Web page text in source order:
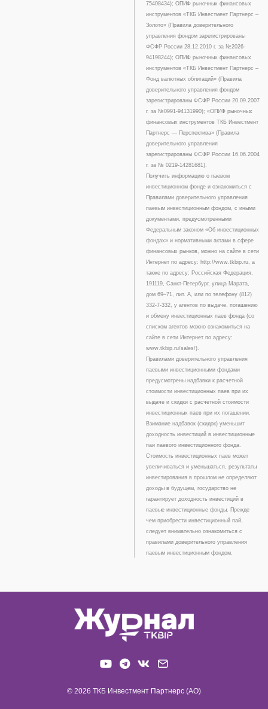
75408434); ОПИФ рыночных финансовых
инструментов «ТКБ Инвестмент Партнерс –
Золото» (Правила доверительного
управления фондом зарегистрированы
ФСФР России 28.12.2010 г. за №2026-
94198244); ОПИФ рыночных финансовых
инструментов «ТКБ Инвестмент Партнерс –
Фонд валютных облигаций» (Правила
доверительного управления фондом
зарегистрированы ФСФР России 20.09.2007
г. за №0991-94131990); «ОПИФ рыночных
финансовых инструментов ТКБ Инвестмент
Партнерс — Перспектива» (Правила
доверительного управления
зарегистрированы ФСФР России 16.06.2004
г. за № 0219-14281681).
Получить информацию о паевом
инвестиционном фонде и ознакомиться с
Правилами доверительного управления
паевым инвестиционным фондом, с иными
документами, предусмотренными
Федеральным законом «Об инвестиционных
фондах» и нормативными актами в сфере
финансовых рынков, можно на сайте в сети
Интернет по адресу: http://www.tkbip.ru, а
также по адресу: Российская Федерация,
191119, Санкт-Петербург, улица Марата,
дом 69–71, лит. А, или по телефону (812)
332-7-332, у агентов по выдаче, погашению
и обмену инвестиционных паев фонда (со
списком агентов можно ознакомиться на
сайте в сети Интернет по адресу:
www.tkbip.ru/sales/).
Правилами доверительного управления
паевыми инвестиционными фондами
предусмотрены надбавки к расчетной
стоимости инвестиционных паев при их
выдаче и скидки с расчетной стоимости
инвестиционных паев при их погашении.
Взимание надбавок (скидок) уменьшит
доходность инвестиций в инвестиционные
паи паевого инвестиционного фонда.
Стоимость инвестиционных паев может
увеличиваться и уменьшаться, результаты
инвестирования в прошлом не определяют
доходы в будущем, государство не
гарантирует доходность инвестиций в
паевые инвестиционные фонды. Прежде
чем приобрести инвестиционный пай,
следует внимательно ознакомиться с
правилами доверительного управления
паевым инвестиционным фондом.
© 2026 ТКБ Инвестмент Партнерс (АО)